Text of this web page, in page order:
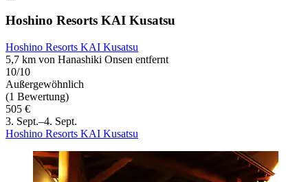
Hoshino Resorts KAI Kusatsu
Hoshino Resorts KAI Kusatsu
5,7 km von Hanashiki Onsen entfernt
10/10
Außergewöhnlich
(1 Bewertung)
505 €
3. Sept.–4. Sept.
Hoshino Resorts KAI Kusatsu